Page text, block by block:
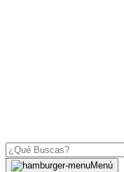
Menú
OJO